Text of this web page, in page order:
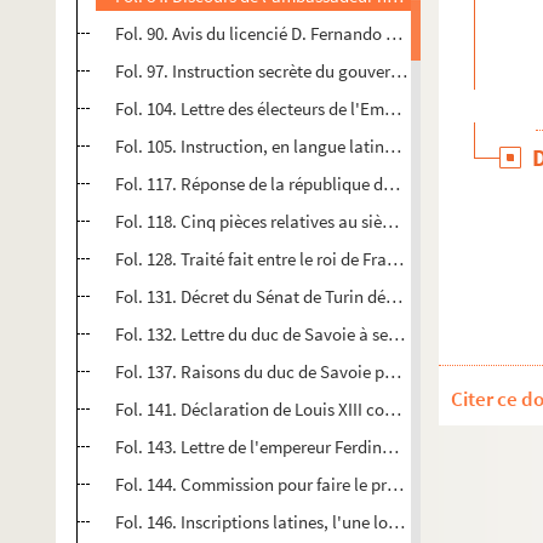
Fol. 90. Avis du licencié D. Fernando de Contreras sur
Fol. 97. Instruction secrète du gouvernement français sur
Fol. 104. Lettre des électeurs de l'Empire au roi de France
Fol. 105. Instruction, en langue latine, de l'empereur
Fol. 117. Réponse de la république de Venise à
Fol. 118. Cinq pièces relatives au siège et à la prise de
Fol. 128. Traité fait entre le roi de France et le duc de
Fol. 131. Décret du Sénat de Turin déclarant les princes
Fol. 132. Lettre du duc de Savoie à ses sujets contre
Fol. 137. Raisons du duc de Savoie pour avoir laissé
Fol. 141. Déclaration de Louis XIII contre les agissements
Fol. 143. Lettre de l'empereur Ferdinand II au roi
Fol. 144. Commission pour faire le procès au maréchal
Fol. 146. Inscriptions latines, l'une louangeuse et l'autre
Citer ce